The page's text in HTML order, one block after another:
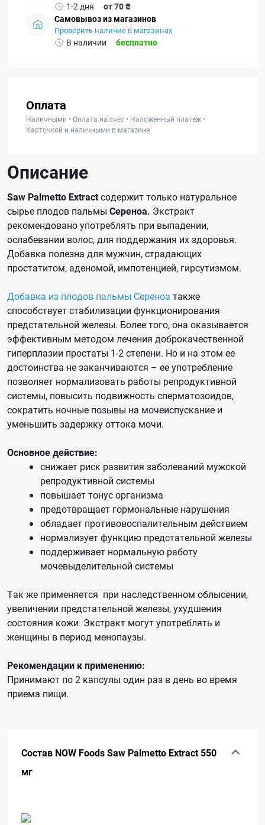
1-2 дня
от 70 ₴
Самовывоз из магазинов
Проверить наличие в магазинах
В наличии бесплатно
Оплата
Наличными • Оплата на счет • Наложенный платеж •
Карточкой и наличными в магазине
Описание
Saw Palmetto Extractсодержит только натуральное
сырье плодов пальмы Сереноа. Экстракт
рекомендовано употреблять при выпадении,
ослабевании волос, для поддержания их здоровья.
Добавка полезна для мужчин, страдающих
простатитом, аденомой, импотенцией, гирсутизмом.
Добавка из плодов пальмы Сереноа также
способствует стабилизации функционирования
предстательной железы. Более того, она оказывается
эффективным методом лечения доброкачественной
гиперплазии простаты 1-2 степени. Но и на этом ее
достоинства не заканчиваются – ее употребление
позволяет нормализовать работы репродуктивной
системы, повысить подвижность сперматозоидов,
сократить ночные позывы на мочеиспускание и
уменьшить задержку оттока мочи.
Основное действие:
снижает риск развития заболеваний мужской
репродуктивной системы
повышает тонус организма
предотвращает гормональные нарушения
обладает противовоспалительным действием
нормализует функцию предстательной железы
поддерживает нормальную работу
мочевыделительной системы
Так же применяется при наследственном облысении,
увеличении предстательной железы, ухудшения
состояния кожи. Экстракт могут употреблять и
женщины в период менопаузы.
Рекомендации к применению:
Принимают по 2 капсулы один раз в день во время
приема пищи.
Состав NOW Foods Saw Palmetto Extract 550
мг